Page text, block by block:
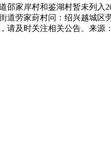
家岸村和鉴湖村暂未列
劳家葑村问：绍兴越城
及时关注相关公告。来源